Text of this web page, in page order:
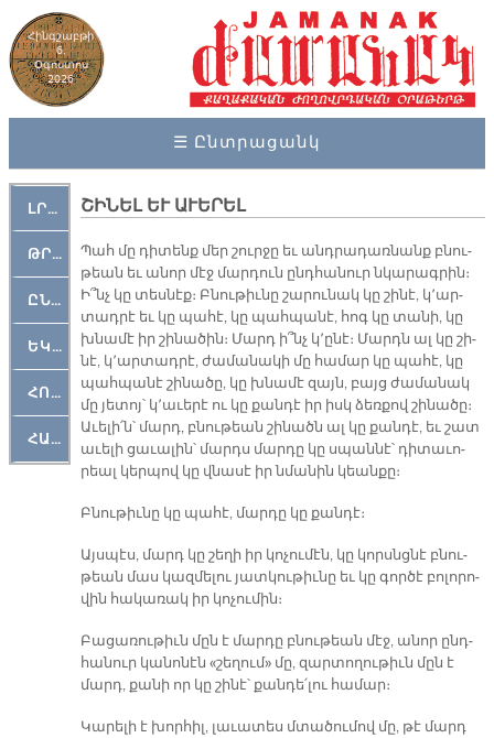
Հինգշաբթի
6,
Օգոստոս
2026
☰ Ընտրացանկ
ԼՐԱՀՈՍ
ԹՐՔԱՀԱՅ ԿԵԱՆՔ
ԸՆԿԵՐԱՄՇԱԿՈՒԹԱՅԻՆ
ԵԿԵՂԵՑԱԿԱՆ
ՀՈԳԵՄՏԱՒՈՐ
ՀԱՐԹԱԿ
​ՇԻՆԵԼ ԵՒ ԱՒԵՐԵԼ
Պահ մը դի­տենք մեր շուր­ջը եւ անդ­րա­դառ­նանք բնու­
թեան եւ ա­նոր մէջ մար­դուն ընդ­հա­նուր նկա­րագ­րին։
Ի՞նչ կը տես­նէք։ Բնու­թիւ­նը շա­րու­նակ կը շի­նէ, կ՚ար­
տադ­րէ եւ կը պա­հէ, կը պահ­պա­նէ, հոգ կը տա­նի, կը
խնա­մէ իր շի­նա­ծին։ Մարդ ի՞նչ կ՚ը­նէ։ Մարդն ալ կը շի­
նէ, կ՚ար­տադ­րէ, ժա­մա­նա­կի մը հա­մար կը պա­հէ, կը
պահ­պա­նէ շի­նա­ծը, կը խնա­մէ զայն, բայց ժա­մա­նակ
մը յե­տոյ՝ կ՚ա­ւե­րէ ու կը քան­դէ իր իսկ ձեռ­քով շի­նա­ծը։
Ա­ւե­լի՛ն՝ մարդ, բնու­թեան շի­նածն ալ կը քան­դէ, եւ շատ
ա­ւե­լի ցա­ւա­լին՝ մարդս մար­դը կը սպան­նէ՝ դի­տա­ւո­
րեալ կեր­պով կը վնա­սէ իր նմա­նին կեան­քը։
Բնու­թիւ­նը կը պա­հէ, մար­դը կը քան­դէ։
Այս­պէս, մարդ կը շե­ղի իր կո­չու­մէն, կը կորսնց­նէ բնու­
թեան մաս կազ­մե­լու յատ­կու­թիւ­նը եւ կը գոր­ծէ բո­լո­րո­
վին հա­կա­ռակ իր կո­չու­մին։
Բա­ցա­ռու­թիւն մըն է մար­դը բնու­թեան մէջ, ա­նոր ընդ­
հա­նուր կա­նո­նէն «շե­ղում» մը, զար­տո­ղու­թիւն մըն է
մարդ, քա­նի որ կը շի­նէ՝ քան­դե՛­լու հա­մար։
Կա­րե­լի է խոր­հիլ, լա­ւա­տես մտա­ծու­մով մը, թէ մարդ